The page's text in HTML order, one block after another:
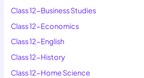
Class 12-Business Studies
Class 12-Economics
Class 12-English
Class 12-History
Class 12-Home Science